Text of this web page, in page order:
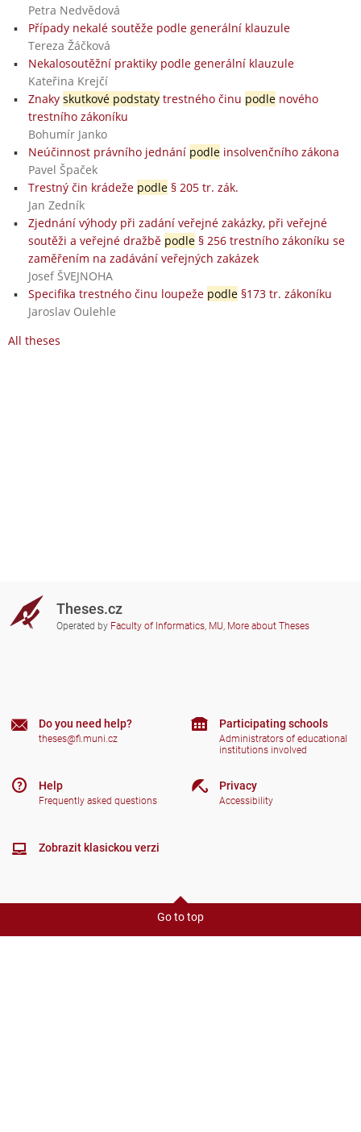
Petra Nedvědová
Případy nekalé soutěže podle generální klauzule
Tereza Žáčková
Nekalosoutěžní praktiky podle generální klauzule
Kateřina Krejčí
Znaky skutkové podstatytrestného činu podlenového
trestního zákoníku
Bohumír Janko
Neúčinnost právního jednání podleinsolvenčního zákona
Pavel Špaček
Trestný čin krádeže podle§ 205 tr. zák.
Jan Zedník
Zjednání výhody při zadání veřejné zakázky, při veřejné
soutěži a veřejné dražbě podle§ 256 trestního zákoníku se
zaměřením na zadávání veřejných zakázek
Josef ŠVEJNOHA
Specifika trestného činu loupeže podle§173 tr. zákoníku
Jaroslav Oulehle
All theses
Theses.cz
Operated by Faculty of Informatics, MU, More about Theses
Do you need help?
theses@fi.muni.cz
Help
Frequently asked questions
Participating schools
Administrators of educational
institutions involved
Privacy
Accessibility
Zobrazit klasickou verzi
Go to top